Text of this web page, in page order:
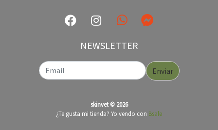
NEWSLETTER
Enviar
skinvet © 2026
¿Te gusta mi tienda? Yo vendo con Bsale